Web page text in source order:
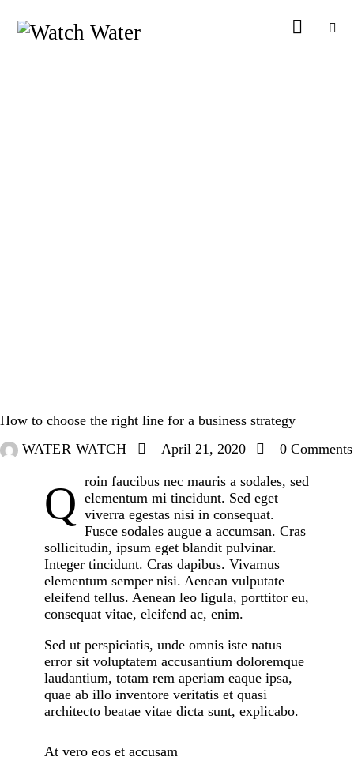
How to choose the right line for a business strategy
WATER WATCH
April 21, 2020 0 Comments
Q roin faucibus nec mauris a sodales, sed
elementum mi tincidunt. Sed eget
viverra egestas nisi in consequat.
Fusce sodales augue a accumsan. Cras
sollicitudin, ipsum eget blandit pulvinar.
Integer tincidunt. Cras dapibus. Vivamus
elementum semper nisi. Aenean vulputate
eleifend tellus. Aenean leo ligula, porttitor eu,
consequat vitae, eleifend ac, enim.
Sed ut perspiciatis, unde omnis iste natus
error sit voluptatem accusantium doloremque
laudantium, totam rem aperiam eaque ipsa,
quae ab illo inventore veritatis et quasi
architecto beatae vitae dicta sunt, explicabo.
At vero eos et accusam